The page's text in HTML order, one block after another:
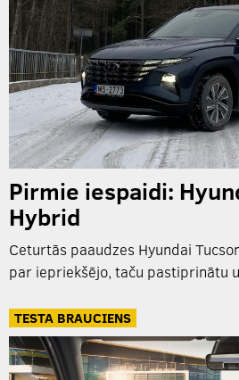
Pirmie iespaidi:
Hybrid
Ceturtās paaudzes Hyundai
par iepriekšējo, taču pastiprinātu
TESTA BRAUCIENS